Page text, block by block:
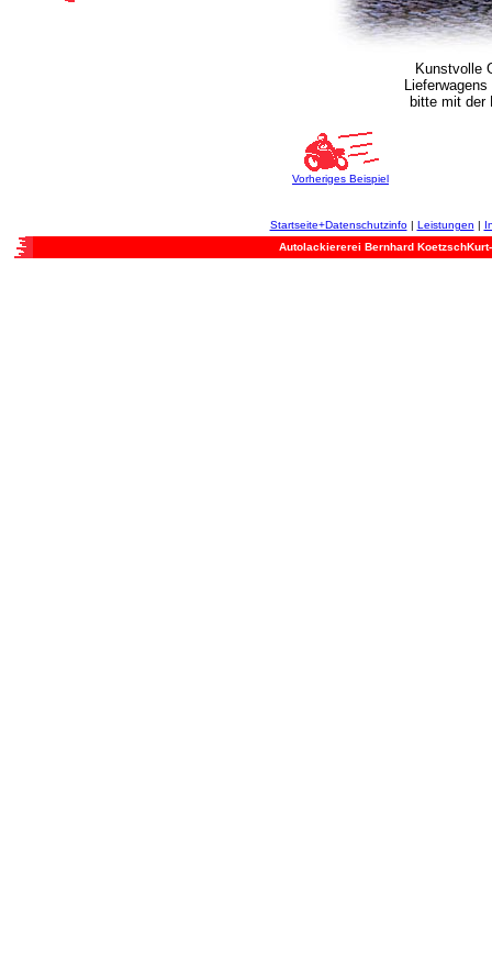
Kunstvolle
bitte mit der
Vorheriges Beispiel
Startseite+Datenschutzinfo| Leistungen |
Autolackiererei Bernhard